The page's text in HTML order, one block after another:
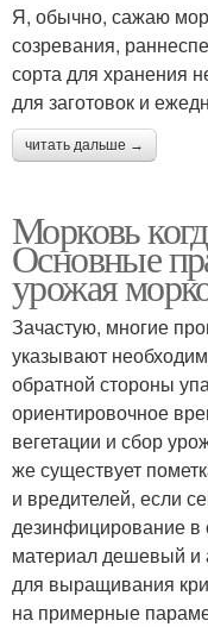
Я, обычно, сажаю
созревания,
сорта для хранения
для заготовок и
читать дальше →
Морковь
Основные
урожая
Зачастую, многие
указывают
обратной стороны
ориентировочное
вегетации и сбор
же существует
и вредителей, если
дезинфицирование в
материал дешевый и
для выращивания
на примерные